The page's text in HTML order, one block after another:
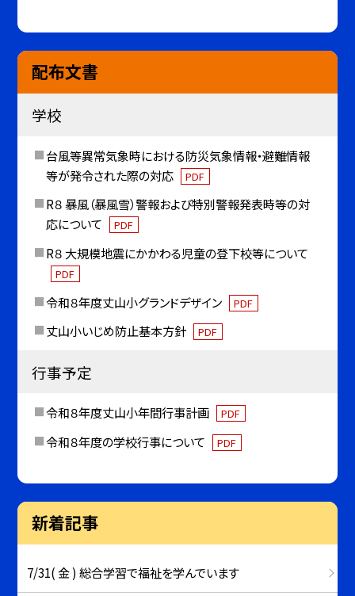
配布文書
学校
台風等異常気象時における防災気象情報・避難情報
等が発令された際の対応
PDF
R８ 暴風（暴風雪）警報および特別警報発表時等の対
応について
PDF
R８ 大規模地震にかかわる児童の登下校等について
PDF
令和８年度丈山小グランドデザイン PDF
丈山小いじめ防止基本方針 PDF
行事予定
令和８年度丈山小年間行事計画 PDF
令和８年度の学校行事について PDF
新着記事
7/31( 金 ) 総合学習で福祉を学んでいます